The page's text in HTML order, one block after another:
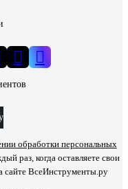
обработки персональных
раз, когда оставляете свои
сайте ВсеИнструменты.ру